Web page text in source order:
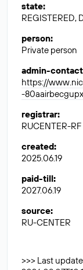
state:
REGISTERED,
person:
Private person
admin-contact
https://
-
registrar:
RUCENTER-RF
created:
2025.06.19
paid-till:
2027.06.19
source:
RU-CENTER
>>> Last